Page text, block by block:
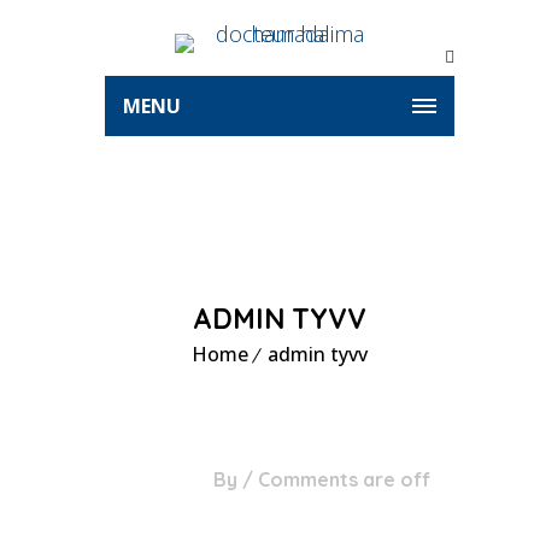
MENU
ADMIN TYVV
Home admin tyvv
By / Comments are off